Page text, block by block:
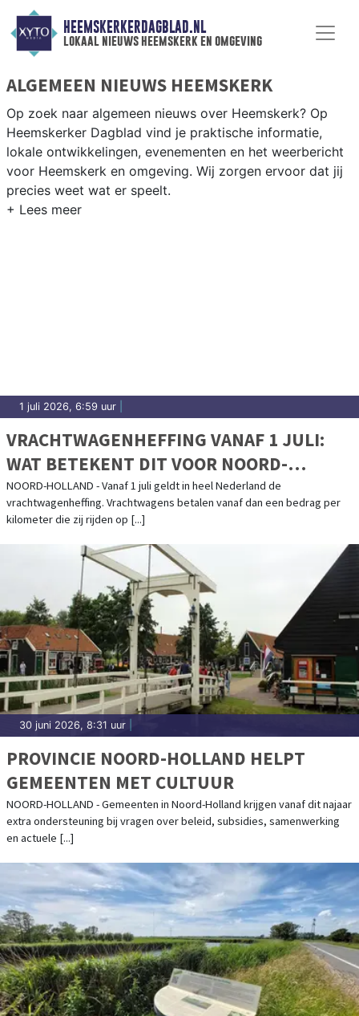
HEEMSKERKERDAGBLAD.NL
lokaal nieuws heemskerk en omgeving
ALGEMEEN NIEUWS HEEMSKERK
Op zoek naar algemeen nieuws over Heemskerk? Op
Heemskerker Dagblad vind je praktische informatie,
lokale ontwikkelingen, evenementen en het weerbericht
voor Heemskerk en omgeving. Wij zorgen ervoor dat jij
precies weet wat er speelt.
1 juli 2026, 6:59 uur
VRACHTWAGENHEFFING VANAF 1 JULI:
WAT BETEKENT DIT VOOR NOORD-
HOLLAND?
NOORD-HOLLAND - Vanaf 1 juli geldt in heel Nederland de
vrachtwagenheffing. Vrachtwagens betalen vanaf dan een bedrag per
kilometer die zij rijden op [...]
30 juni 2026, 8:31 uur
PROVINCIE NOORD-HOLLAND HELPT
GEMEENTEN MET CULTUUR
NOORD-HOLLAND - Gemeenten in Noord-Holland krijgen vanaf dit najaar
extra ondersteuning bij vragen over beleid, subsidies, samenwerking
en actuele [...]